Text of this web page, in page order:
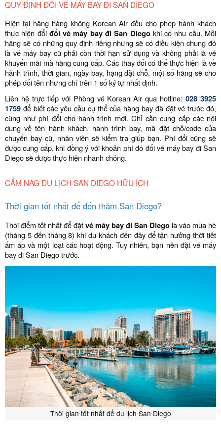
QUY ĐỊNH ĐỔI VÉ MÁY BAY ĐI SAN DIEGO
Hiện tại hãng hàng không Korean Air đều cho phép hành khách
thực hiện đổi đổi vé máy bay đi San Diegokhi có nhu cầu. Mỗi
hãng sẽ có những quy định riêng nhưng sẽ có điều kiện chung đó
là vé máy bay cũ phải còn thời hạn sử dụng và không phải là vé
khuyến mãi mà hãng cung cấp. Các thay đổi có thể thực hiện là về
hành trình, thời gian, ngày bay, hạng đặt chỗ, một số hãng sẽ cho
phép đổi tên nhưng chỉ trên 1 số ký tự nhất định.
Liên hệ trực tiếp với Phòng vé Korean Air qua hotline:028 3925
1759 để biết các yêu cầu cụ thể của hãng bay đã đặt vé trước đó,
cũng như phí đổi cho hành trình mới. Chỉ cần cung cấp các nội
dung về tên hành khách, hành trình bay, mã đặt chỗ/code của
chuyến bay cũ, nhân viên sẽ kiểm tra giúp bạn. Phí đổi cũng sẽ
được cung cấp, khi đồng ý với khoản phí đó đổi vé máy bay đi San
Diego sẽ được thực hiện nhanh chóng.
CẨM NAG DU LỊCH SAN DIEGO HỮU ÍCH
Thời gian tốt nhất để đến thăm San Diego?
Thời điểm tốt nhất để đặtvé máy bay đi San Diego là vào mùa hè
(tháng 5 đến tháng 8) khi du khách đến đây để tận hưởng thời tiết
ấm áp và một loạt các hoạt động. Tuy nhiên, bạn nên đặt vé máy
bay đi San Diego trước.
Thời gian tốt nhất để du lịch San Diego